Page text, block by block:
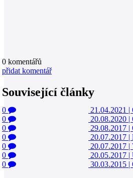
0 komentářů
přidat komentář
Související články
0 21.04.2021 |
0
20.08.2020 |
0
29.08.2017 |
0
20.07.2017 |
0
20.07.2017 |
0
20.05.2017 |
0
30.03.2015 |